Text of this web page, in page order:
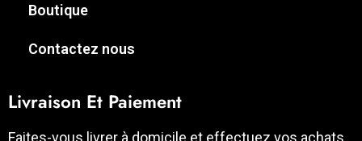
Boutique
Contactez nous
Livraison Et Paiement
Faites-vous livrer à domicile et effectuez vos achats